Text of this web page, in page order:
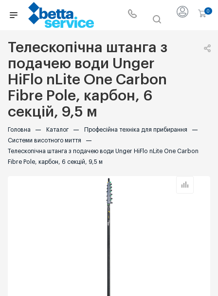
0
Телескопічна штанга з
подачею води Unger
HiFlo nLite One Carbon
Fibre Pole, карбон, 6
секцій, 9,5 м
Головна — Каталог — Професійна техніка для прибирання —
Системи висотного миття —
Телескопічна штанга з подачею води Unger HiFlo nLite One Carbon
Fibre Pole, карбон, 6 секцій, 9,5 м